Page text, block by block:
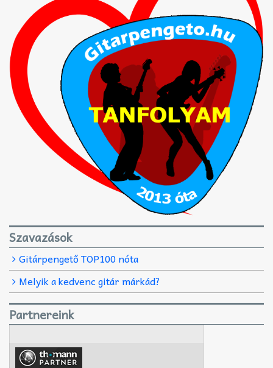
Szavazások
Gitárpengető TOP100 nóta
Melyik a kedvenc gitár márkád?
Partnereink